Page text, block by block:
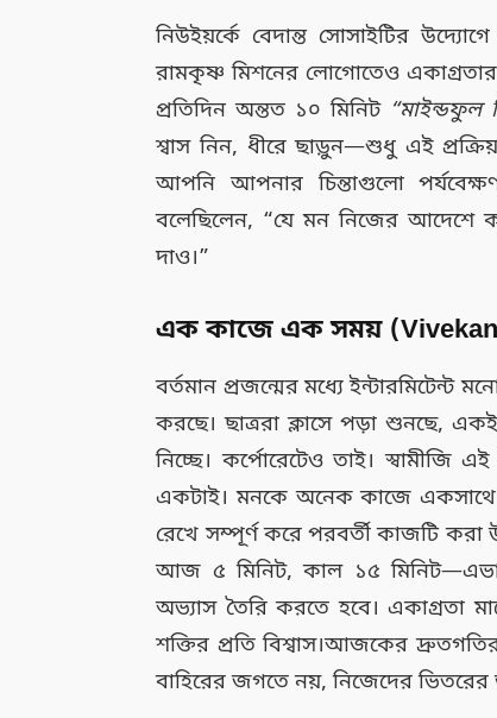
নিউইয়র্কে বেদান্ত সোসাইটির
রামকৃষ্ণ মিশনের লোগোতেও
প্রতিদিন অন্তত ১০ মিনিট “মাইন্ডফুল
শ্বাস নিন, ধীরে ছাড়ুন—শুধু এই
আপনি আপনার চিন্তাগুলো
বলেছিলেন, “যে মন নিজের আদেশে
দাও।”
এক কাজে এক সময়
বর্তমান প্রজন্মের মধ্যে
করছে। ছাত্ররা ক্লাসে পড়া শুনছে,
নিচ্ছে। কর্পোরেটেও তাই। স্বামীজি
একটাই। মনকে অনেক কাজে একসাথে
রেখে সম্পূর্ণ করে পরবর্তী কাজটি
আজ ৫ মিনিট, কাল ১৫
অভ্যাস তৈরি করতে হবে। একাগ্রতা
শক্তির প্রতি বিশ্বাস।আজকের
বাহিরের জগতে নয়, নিজেদের